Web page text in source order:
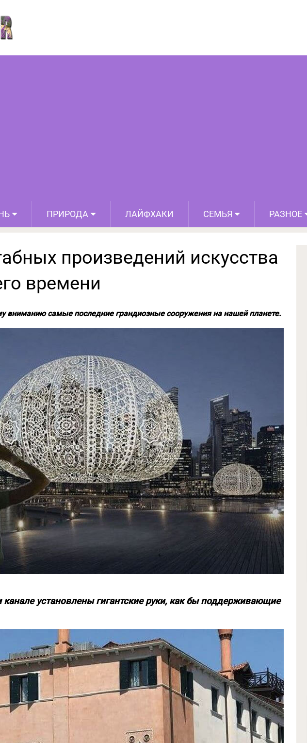
ПРИРОДА ЛАЙФХАКИ СЕМЬЯ РАЗНОЕ
произведений искусства последнего времени
произведений искусства
времени
вниманию самые последние грандиозные сооружения на нашей планете.
канале установлены гигантские руки, как бы поддерживающие